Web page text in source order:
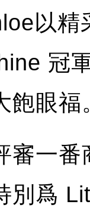
以精
冠
飽眼福
審一番
別爲